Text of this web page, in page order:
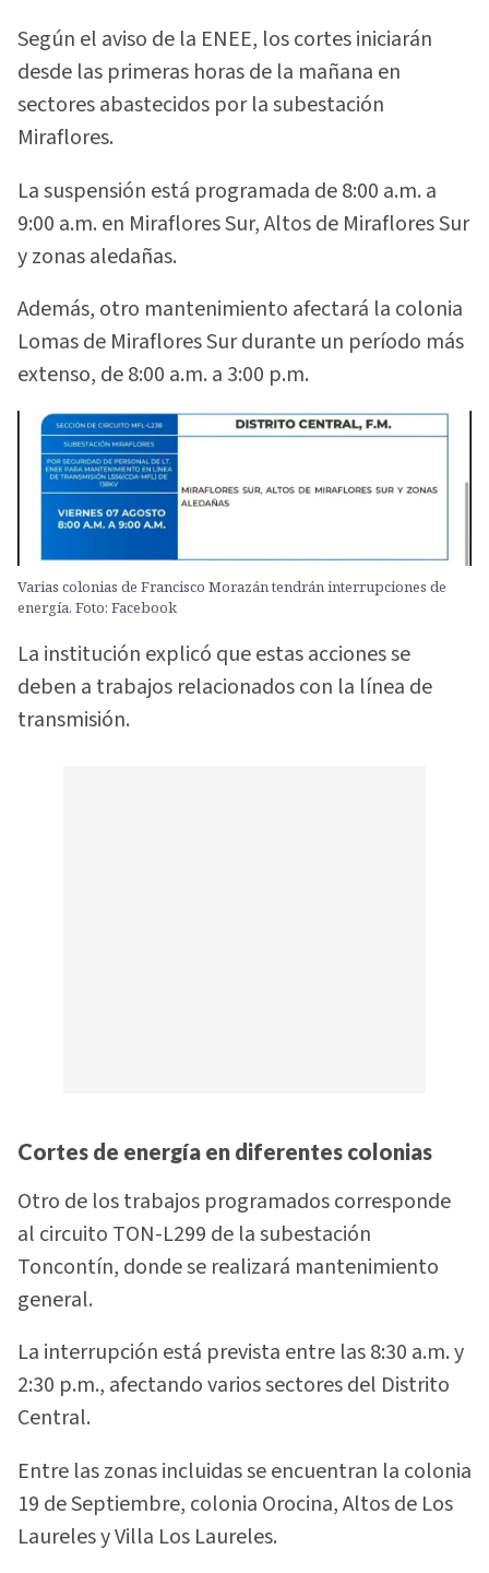
Según el aviso de la ENEE, los cortes iniciarán
desde las primeras horas de la mañana en
sectores abastecidos por la subestación
Miraflores.
La suspensión está programada de 8:00 a.m. a
9:00 a.m. en Miraflores Sur, Altos de Miraflores Sur
y zonas aledañas.
Además, otro mantenimiento afectará la colonia
Lomas de Miraflores Sur durante un período más
extenso, de 8:00 a.m. a 3:00 p.m.
Varias colonias de Francisco Morazán tendrán interrupciones de
energía. Foto: Facebook
La institución explicó que estas acciones se
deben a trabajos relacionados con la línea de
transmisión.
Cortes de energía en diferentes colonias
Otro de los trabajos programados corresponde
al circuito TON-L299 de la subestación
Toncontín, donde se realizará mantenimiento
general.
La interrupción está prevista entre las 8:30 a.m. y
2:30 p.m., afectando varios sectores del Distrito
Central.
Entre las zonas incluidas se encuentran la colonia
19 de Septiembre, colonia Orocina, Altos de Los
Laureles y Villa Los Laureles.